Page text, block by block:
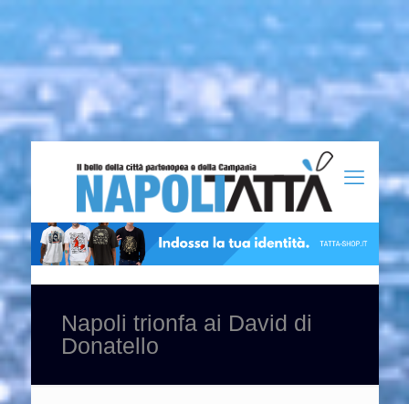
Napoli trionfa ai David di
Donatello